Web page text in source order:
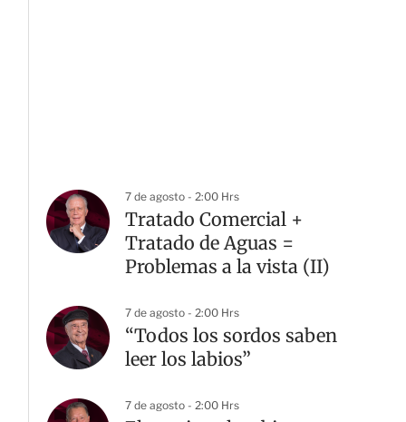
7 de agosto - 2:00 Hrs
Tratado Comercial +
Tratado de Aguas =
Problemas a la vista (II)
7 de agosto - 2:00 Hrs
“Todos los sordos saben
leer los labios”
7 de agosto - 2:00 Hrs